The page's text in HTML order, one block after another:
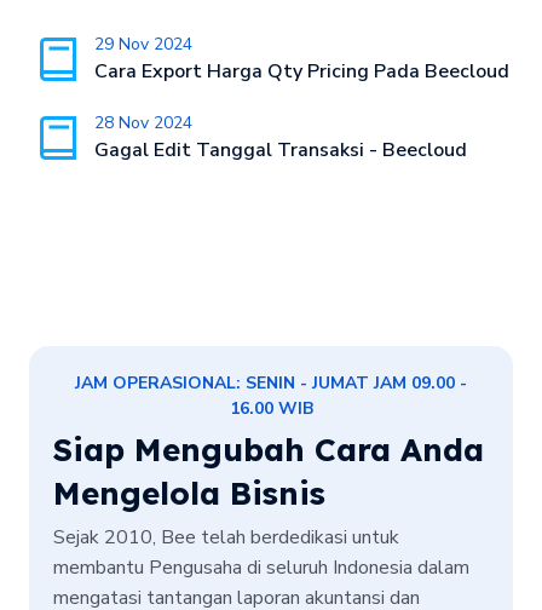
29 Nov 2024
Cara Export Harga Qty Pricing Pada Beecloud
28 Nov 2024
Gagal Edit Tanggal Transaksi - Beecloud
JAM OPERASIONAL: SENIN - JUMAT JAM 09.00 -
16.00 WIB
Siap Mengubah Cara Anda
Mengelola Bisnis
Sejak 2010, Bee telah berdedikasi untuk
membantu Pengusaha di seluruh Indonesia dalam
mengatasi tantangan laporan akuntansi dan